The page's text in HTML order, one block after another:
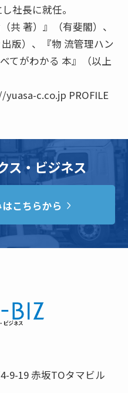
社長に就任。
共 著）』（有斐閣）、
版）、『物 流管理ハン
てがわかる 本』（以上
c.co.jp PROFILE
ス・ビジネス
こちらから
9-19 赤坂TOタマビル